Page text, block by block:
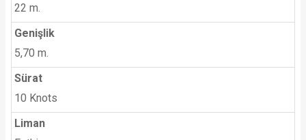
22 m.
Genişlik
5,70 m.
Sürat
10 Knots
Liman